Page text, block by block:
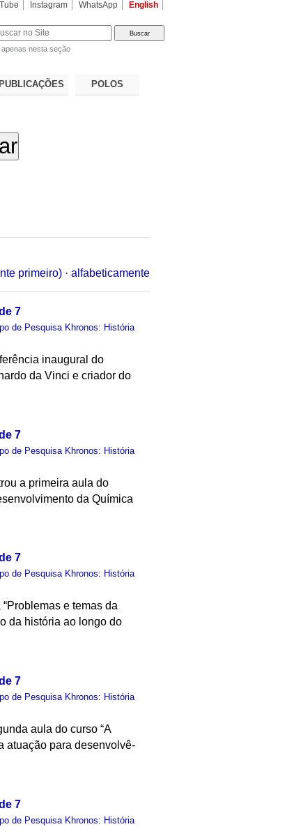
Instagram WhatsApp English
apenas nesta seção
PUBLICAÇÕES POLOS
primeiro) · alfabeticamente
7
de Pesquisa Khronos: História
inaugural do
da Vinci e criador do
7
de Pesquisa Khronos: História
a primeira aula do
da Química
7
de Pesquisa Khronos: História
e temas da
da história ao longo do
7
de Pesquisa Khronos: História
aula do curso “A
atuação para desenvolvê-
7
de Pesquisa Khronos: História